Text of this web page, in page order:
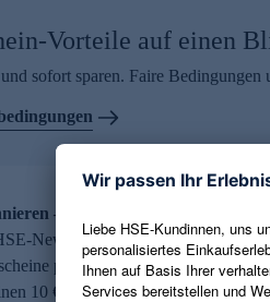
Vorteile auf einen
sofort sparen. Faire Bedingungen
– 10 € Gutschein erhalten
Newsletter abonnieren und
per E-Mail erhalten. Als
10 € Gutschein. Eine Abmeldung